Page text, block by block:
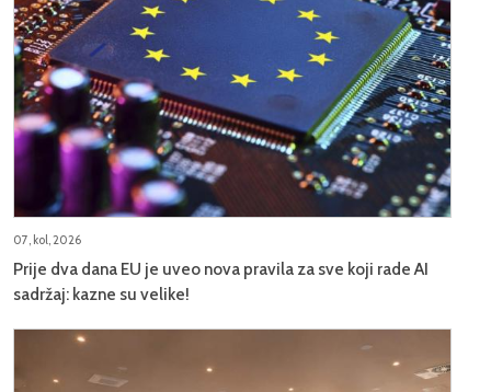
07, kol, 2026
Prije dva dana EU je uveo nova pravila za sve koji rade AI
sadržaj: kazne su velike!